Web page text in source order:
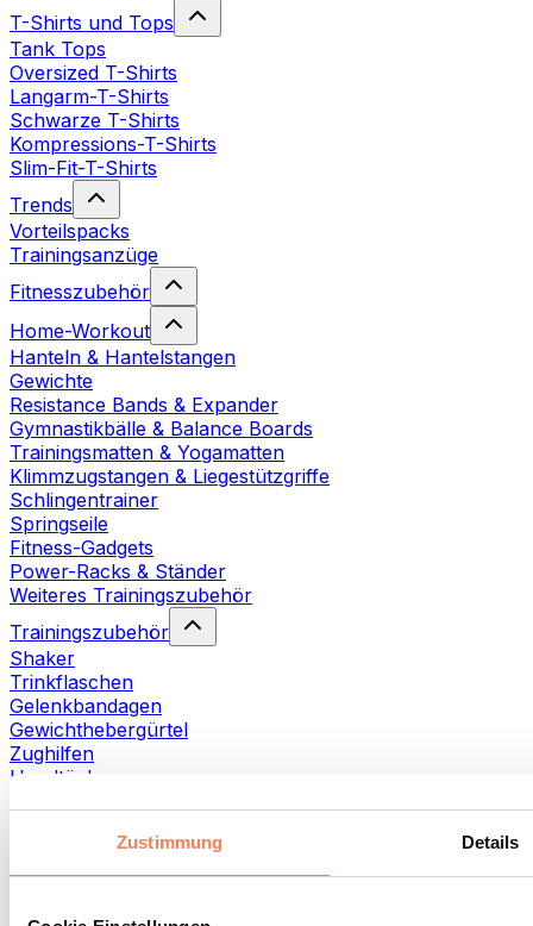
Zustimmung Details
T-Shirts und Tops
Tank Tops
Oversized T-Shirts
Langarm-T-Shirts
Schwarze T-Shirts
Kompressions-T-Shirts
Slim-Fit-T-Shirts
Trends
Vorteilspacks
Trainingsanzüge
Fitnesszubehör
Home-Workout
Hanteln & Hantelstangen
Gewichte
Resistance Bands & Expander
Gymnastikbälle & Balance Boards
Trainingsmatten & Yogamatten
Klimmzugstangen & Liegestützgriffe
Schlingentrainer
Springseile
Fitness-Gadgets
Power-Racks & Ständer
Weiteres Trainingszubehör
Trainingszubehör
Shaker
Trinkflaschen
Gelenkbandagen
Gewichthebergürtel
Zughilfen
Handtücher